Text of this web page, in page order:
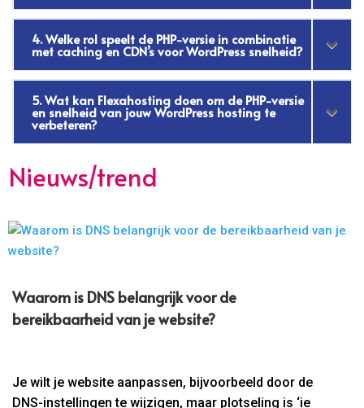
4. Welke rol speelt de PHP-versie in combinatie
met caching en CDN’s voor WordPress snelheid?
5. Wat kan Flexahosting doen om de PHP-versie
en snelheid van jouw WordPress hosting te
verbeteren?
Nieuws/trend
Waarom is DNS belangrijk voor de
bereikbaarheid van je website?
Je wilt je website aanpassen, bijvoorbeeld door de
DNS-instellingen te wijzigen, maar plotseling is ‘ie